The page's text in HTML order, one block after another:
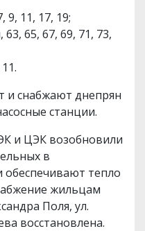
9, 11, 17, 19;
65, 67, 69, 71, 73,
и снабжают днепрян
станции.
и ЦЭК возобновили
в
тепло
жильцам
Поля, ул.
восстановлена.